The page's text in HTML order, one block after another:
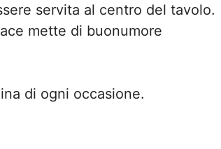
servita al centro del tavolo.
mette di buonumore
di ogni occasione.